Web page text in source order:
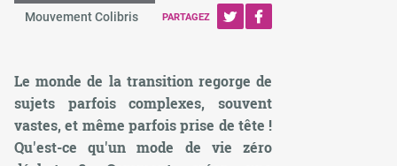
Mouvement Colibris
PARTAGEZ
Le monde de la transition regorge de
sujets parfois complexes, souvent
vastes, et même parfois prise de tête !
Qu'est-ce qu'un mode de vie zéro